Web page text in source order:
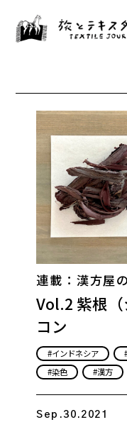
連載：漢方屋
Vol.2 紫根
コン
インドネシア
染色
漢方
Sep.30.2021